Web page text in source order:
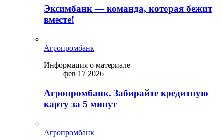
Эксимбанк — команда, которая бежит
вместе!
Агропромбанк
Информация о материале
фев 17 2026
Агропромбанк. Забирайте кредитную
карту за 5 минут
Агропромбанк